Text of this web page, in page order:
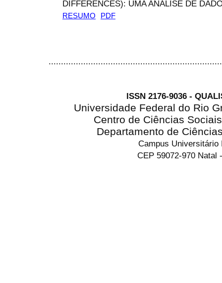
DIFFERENCES): UMA ANÁLISE DE
RESUMO PDF
ISSN 2176-9036 -
Universidade Federal do Rio
Centro de Ciências
Departamento de
Campus Universitário
CEP 59072-970 Natal